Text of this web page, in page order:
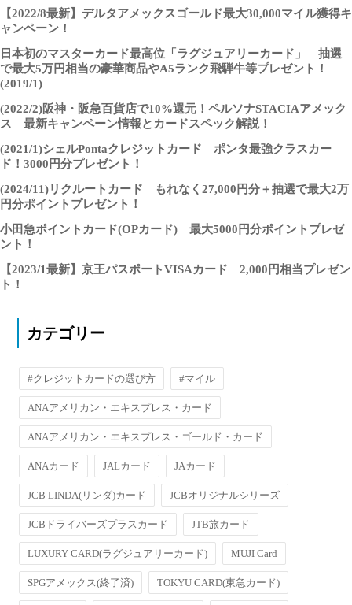
【2022/8最新】デルタアメックスゴールド最大30,000マイル獲得キ
ャンペーン！
日本初のマスターカード最高位「ラグジュアリーカード」 抽選
で最大5万円相当の豪華商品やA5ランク飛騨牛等プレゼント！
(2019/1)
(2022/2)阪神・阪急百貨店で10%還元！ペルソナSTACIAアメック
ス 最新キャンペーン情報とカードスペック解説！
(2021/1)シェルPontaクレジットカード ポンタ最強クラスカー
ド！3000円分プレゼント！
(2024/11)リクルートカード もれなく27,000円分＋抽選で最大2万
円分ポイントプレゼント！
小田急ポイントカード(OPカード) 最大5000円分ポイントプレゼ
ント！
【2023/1最新】京王パスポートVISAカード 2,000円相当プレゼン
ト！
カテゴリー
#クレジットカードの選び方 #マイル
ANAアメリカン・エキスプレス・カード
ANAアメリカン・エキスプレス・ゴールド・カード
ANAカード JALカード JAカード
JCB LINDA(リンダ)カード JCBオリジナルシリーズ
JCBドライバーズプラスカード JTB旅カード
LUXURY CARD(ラグジュアリーカード) MUJI Card
SPGアメックス(終了済) TOKYU CARD(東急カード)